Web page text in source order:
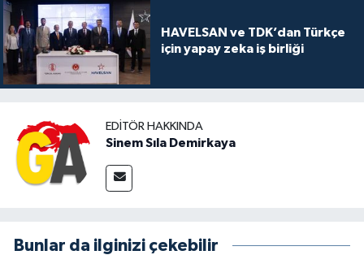
HAVELSAN ve TDK’dan Türkçe
için yapay zeka iş birliği
EDITÖR HAKKINDA
Sinem Sıla Demirkaya
Bunlar da ilginizi çekebilir